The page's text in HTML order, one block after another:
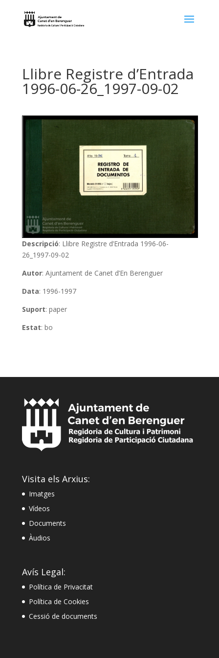
Llibre Registre d’Entrada
1996-06-26_1997-09-02
Descripció: Llibre Registre d’Entrada 1996-06-
26_1997-09-02
Autor: Ajuntament de Canet d’En Berenguer
Data: 1996-1997
Suport: paper
Estat: bo
Visita els Arxius:
Imatges
Vídeos
Documents
Àudios
Avís Legal:
Política de Privacitat
Política de Cookies
Cessió de documents